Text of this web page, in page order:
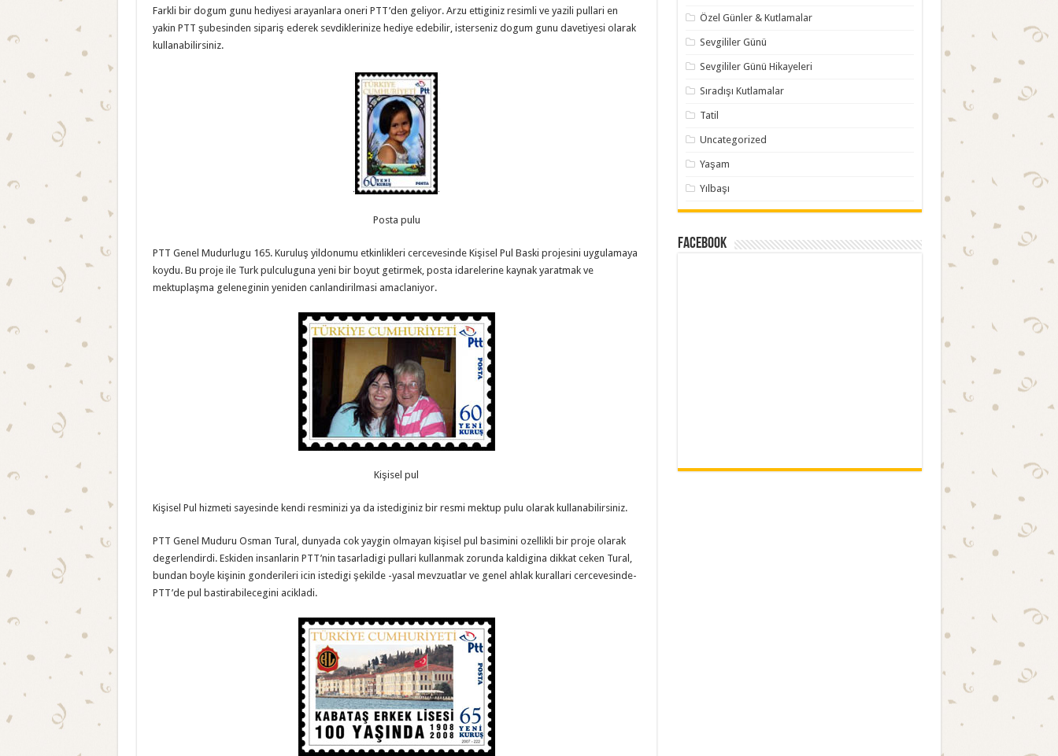
Farkli bir dogum gunu hediyesi arayanlara oneri PTT’den geliyor. Arzu ettiginiz resimli ve yazili pullari en
yakin PTT şubesinden sipariş ederek sevdiklerinize hediye edebilir, isterseniz dogum gunu davetiyesi olarak
kullanabilirsiniz.
Posta pulu
PTT Genel Mudurlugu 165. Kuruluş yildonumu etkinlikleri cercevesinde Kişisel Pul Baski projesini uygulamaya
koydu. Bu proje ile Turk pulculuguna yeni bir boyut getirmek, posta idarelerine kaynak yaratmak ve
mektuplaşma geleneginin yeniden canlandirilmasi amaclaniyor.
Kişisel pul
Kişisel Pul hizmeti sayesinde kendi resminizi ya da istediginiz bir resmi mektup pulu olarak kullanabilirsiniz.
PTT Genel Muduru Osman Tural, dunyada cok yaygin olmayan kişisel pul basimini ozellikli bir proje olarak
degerlendirdi. Eskiden insanlarin PTT’nin tasarladigi pullari kullanmak zorunda kaldigina dikkat ceken Tural,
bundan boyle kişinin gonderileri icin istedigi şekilde -yasal mevzuatlar ve genel ahlak kurallari cercevesinde-
PTT’de pul bastirabilecegini acikladi.
Özel Günler & Kutlamalar
Sevgililer Günü
Sevgililer Günü Hikayeleri
Sıradışı Kutlamalar
Tatil
Uncategorized
Yaşam
Yılbaşı
Facebook